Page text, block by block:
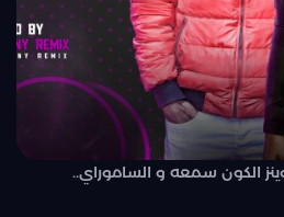
الكون سمعه و الساموراي..